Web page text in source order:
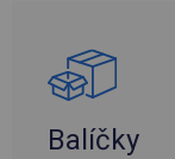
Balíčky